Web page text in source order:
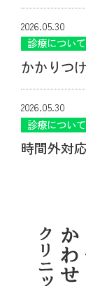
月１日よ
2026.05.30
診療につい
かかりつ
2026.05.30
診療につい
時間外対